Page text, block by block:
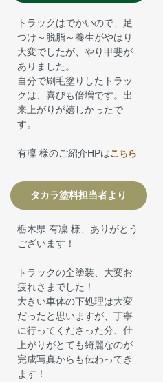
トラックはでかいので、足
つけ～脱脂～養生がやはり
大変でしたが、やり甲斐が
ありました。
自分で刷毛塗りしたトラッ
クは、喜びも倍増です。出
来上がりが嬉しかったで
す。
有凜 様のご紹介HPはこちら
タカラ塗料担当者より
栃木県 有凜 様、ありがとう
ございます！
トラックの全塗装、大変お
疲れさまでした！
大きい車体の下処理は大変
だったと思いますが、丁寧
に行ってくださった分、仕
上がりがとても綺麗なのが
完成写真からも伝わってき
ます！